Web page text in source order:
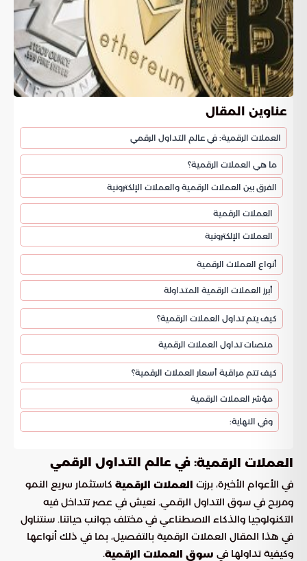
عناوين المقال
العملات الرقمية: في عالم التداول الرقمي
ما هي العملات الرقمية؟
الفرق بين العملات الرقمية والعملات الإلكترونية
العملات الرقمية
العملات الإلكترونية
أنواع العملات الرقمية
أبرز العملات الرقمية المتداولة
كيف يتم تداول العملات الرقمية؟
منصات تداول العملات الرقمية
كيف تتم مراقبة أسعار العملات الرقمية؟
مؤشر العملات الرقمية
وفي النهاية:
العملات الرقمية: في عالم التداول الرقمي
في الأعوام الأخيرة، برزت العملات الرقمية كاستثمار سريع النمو
ومربح في سوق التداول الرقمي. نعيش في عصر تتداخل فيه
التكنولوجيا والذكاء الاصطناعي في مختلف جوانب حياتنا. سنتناول
في هذا المقال العملات الرقمية بالتفصيل، بما في ذلك أنواعها
وكيفية تداولها في سوق العملات الرقمية.